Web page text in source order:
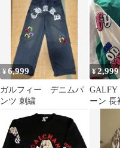
¥6,999
ガルフィー デニムパ
ンツ 刺繍
¥2,999
GALFY
ーン 長